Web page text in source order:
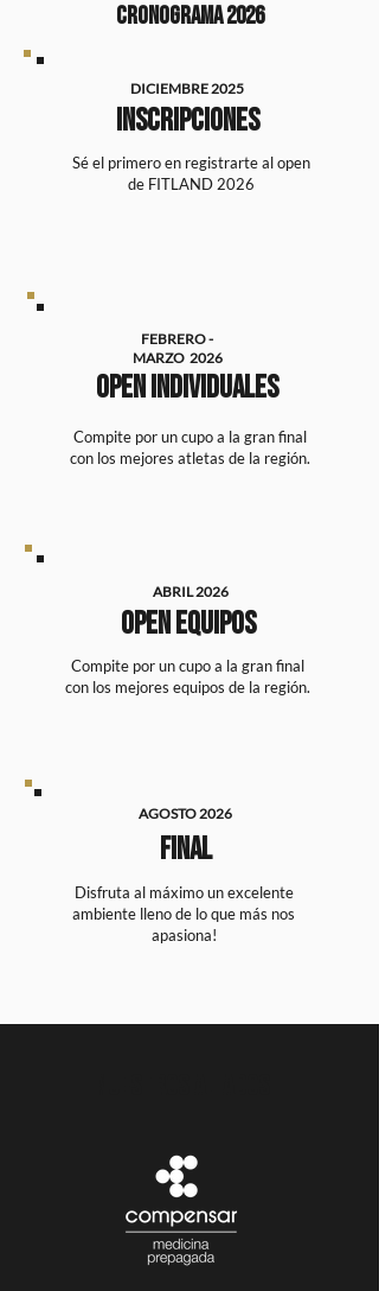
cronograma 2026
DICIEMBRE 2025
iNSCRIPCIONES
Sé el primero en registrarte al open
de FITLAND 2026
FEBRERO -
MARZO 2026
OPEN INDIVIDUALES
Compite por un cupo a la gran final
con los mejores atletas de la región.
ABRIL 2026
OPEN EQUIPOS
Compite por un cupo a la gran final
con los mejores equipos de la región.
AGOSTO 2026
FINAL
Disfruta al máximo un excelente
ambiente lleno de lo que más nos
apasiona!